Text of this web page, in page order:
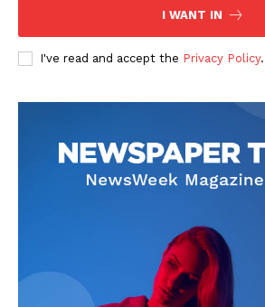
News Week
Magazine PRO
I WANT IN
I've read and accept the Privacy Policy.